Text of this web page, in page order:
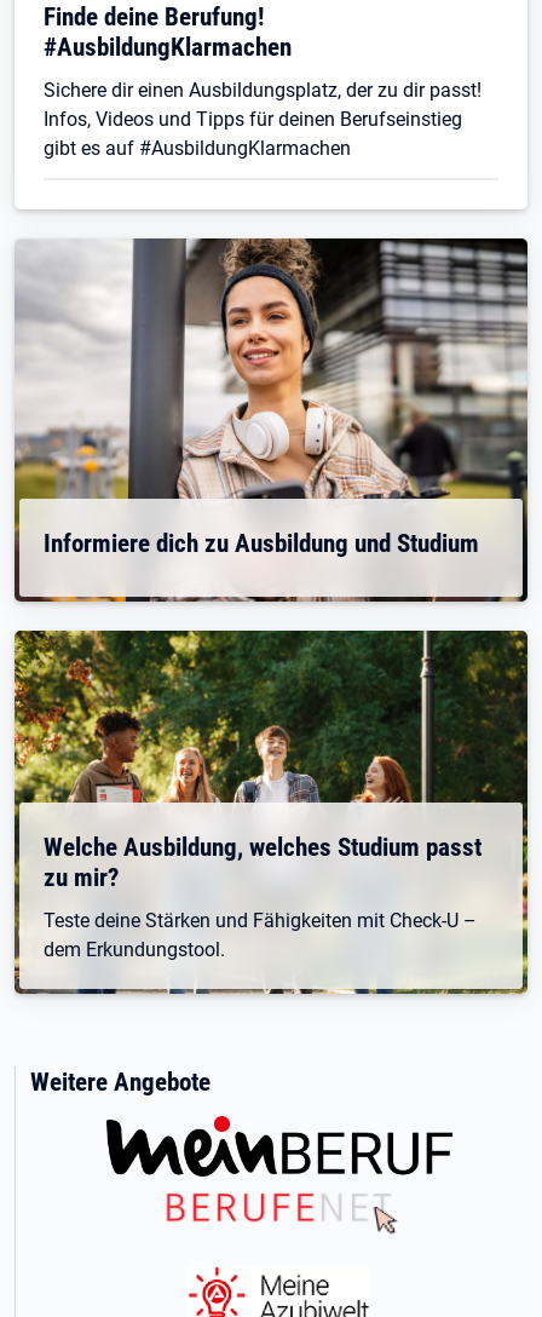
Finde deine Berufung!
#AusbildungKlarmachen
Sichere dir einen Ausbildungsplatz, der zu dir passt!
Infos, Videos und Tipps für deinen Berufseinstieg
gibt es auf #AusbildungKlarmachen
Informiere dich zu Ausbildung und Studium
Welche Ausbildung, welches Studium passt
zu mir?
Teste deine Stärken und Fähigkeiten mit Check-U –
dem Erkundungstool.
Weitere Angebote